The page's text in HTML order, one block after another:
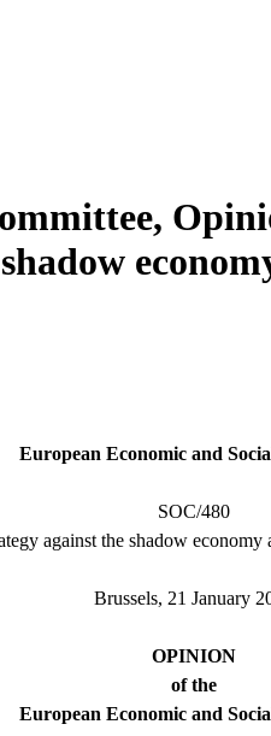
European Economic and
SOC/480
against the shadow
Brussels, 21 January
OPINION
of the
European Economic and